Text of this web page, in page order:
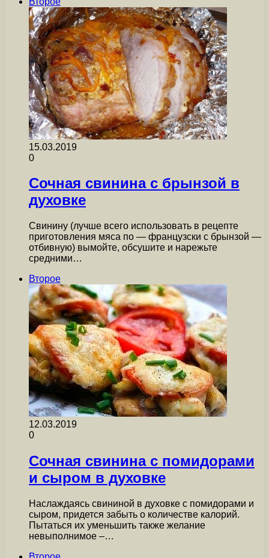
15.03.2019
0
Сочная свинина с брынзой в
духовке
Свинину (лучше всего использовать в рецепте
приготовления мяса по — французски с брынзой —
отбивную) вымойте, обсушите и нарежьте
средними…
Второе
12.03.2019
0
Сочная свинина с помидорами
и сыром в духовке
Наслаждаясь свининой в духовке с помидорами и
сыром, придется забыть о количестве калорий.
Пытаться их уменьшить также желание
невыполнимое –…